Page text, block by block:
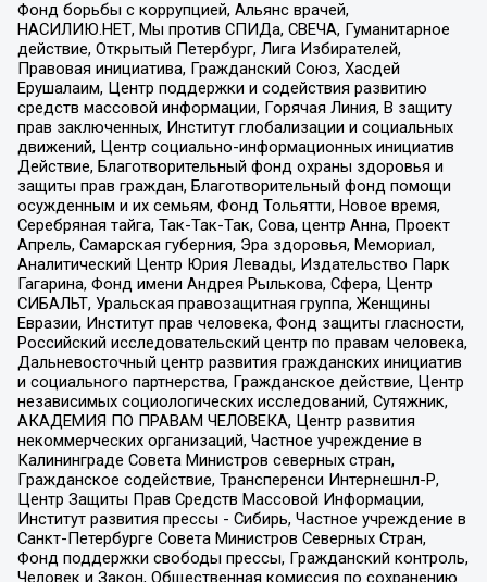
Фонд борьбы с коррупцией, Альянс врачей,
НАСИЛИЮ.НЕТ, Мы против СПИДа, СВЕЧА, Гуманитарное
действие, Открытый Петербург, Лига Избирателей,
Правовая инициатива, Гражданский Союз, Хасдей
Ерушалаим, Центр поддержки и содействия развитию
средств массовой информации, Горячая Линия, В защиту
прав заключенных, Институт глобализации и социальных
движений, Центр социально-информационных инициатив
Действие, Благотворительный фонд охраны здоровья и
защиты прав граждан, Благотворительный фонд помощи
осужденным и их семьям, Фонд Тольятти, Новое время,
Серебряная тайга, Так-Так-Так, Сова, центр Анна, Проект
Апрель, Самарская губерния, Эра здоровья, Мемориал,
Аналитический Центр Юрия Левады, Издательство Парк
Гагарина, Фонд имени Андрея Рылькова, Сфера, Центр
СИБАЛЬТ, Уральская правозащитная группа, Женщины
Евразии, Институт прав человека, Фонд защиты гласности,
Российский исследовательский центр по правам человека,
Дальневосточный центр развития гражданских инициатив
и социального партнерства, Гражданское действие, Центр
независимых социологических исследований, Сутяжник,
АКАДЕМИЯ ПО ПРАВАМ ЧЕЛОВЕКА, Центр развития
некоммерческих организаций, Частное учреждение в
Калининграде Совета Министров северных стран,
Гражданское содействие, Трансперенси Интернешнл-Р,
Центр Защиты Прав Средств Массовой Информации,
Институт развития прессы - Сибирь, Частное учреждение в
Санкт-Петербурге Совета Министров Северных Стран,
Фонд поддержки свободы прессы, Гражданский контроль,
Человек и Закон, Общественная комиссия по сохранению